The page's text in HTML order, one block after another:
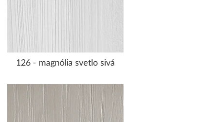
126 - magnólia svetlo sivá